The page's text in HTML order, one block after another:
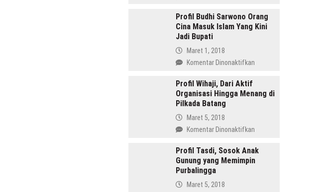
Daulay,
SH
Yang
Periode
Profil Budhi Sarwono Orang
Cina Masuk Islam Yang Kini
Jadi Bupati
Maret 1, 2018
Komentar Dinonaktifkanpada
Sarwono
Islam
Kini
Jadi
Profil Wihaji, Dari Aktif
Organisasi Hingga Menang di
Pilkada Batang
Maret 5, 2018
Komentar Dinonaktifkanpada
Wihaji,
Dari
Profil Tasdi, Sosok Anak
Gunung yang Memimpin
Purbalingga
Maret 5, 2018